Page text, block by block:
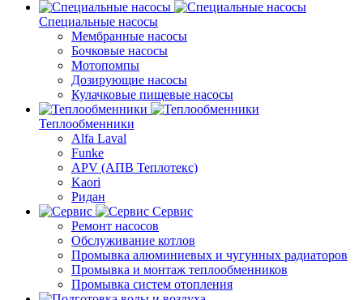
Специальные насосы
Мембранные насосы
Бочковые насосы
Мотопомпы
Дозирующие насосы
Кулачковые пищевые насосы
Теплообменники
Alfa Laval
Funke
APV (АПВ Теплотекс)
Kaori
Ридан
Сервис
Ремонт насосов
Обслуживание котлов
Промывка алюминиевых и чугунных радиаторов
Промывка и монтаж теплообменников
Промывка систем отопления